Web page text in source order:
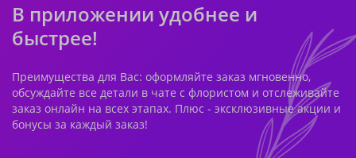
В приложении удобнее и
быстрее!
Преимущества для Вас: оформляйте заказ мгновенно,
обсуждайте все детали в чате с флористом и отслеживайте
заказ онлайн на всех этапах. Плюс - эксклюзивные акции и
бонусы за каждый заказ!